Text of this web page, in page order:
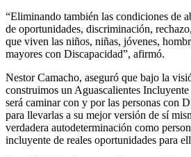
“Eliminando también las condiciones de
de oportunidades, discriminación,
que viven las niños, niñas, jóvenes,
mayores con Discapacidad”, afirmó.
Nestor Camacho, aseguró que bajo la
construimos un Aguascalientes
será caminar con y por las personas con
para llevarlas a su mejor versión de sí
verdadera autodeterminación como
incluyente de reales oportunidades para